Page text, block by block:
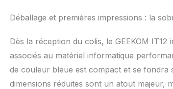
Iris
4.0
Déballage et premières impressions : la
Dès la réception du colis, le GEEKOM
associés au matériel informatique
de couleur bleue est compact et se fondra
dimensions réduites sont un atout majeur,